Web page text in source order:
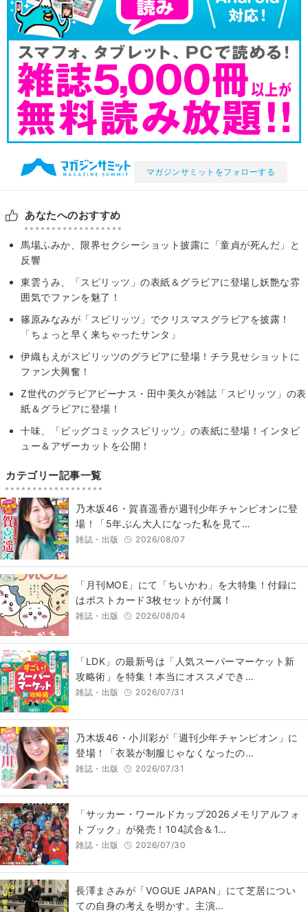
マガジンサミットをフォローする
あなたへのおすすめ
馬場ふみか、限界セクシーショット披露に「童貞が死んだ」と
反響
東雲うみ、「スピリッツ」の表紙＆グラビアに登場し妖艶な雰
囲気でファンを魅了！
篠原みなみが「スピリッツ」でクリスマスグラビアを披露！
「ちょっと早く来ちゃったサンタ」
伊織もえがスピリッツのグラビアに登場！チラ見せショットに
ファン大興奮！
Z世代のグラビアビーナス・田中美久が雑誌「スピリッツ」の表
紙＆グラビアに登場！
十味、「ビッグコミックスピリッツ」の表紙に登場！インタビ
ュー＆アザーカットを公開！
カテゴリー記事一覧
乃木坂46・賀喜遥香が週刊少年チャンピオンに登
場！「5年ぶん大人になった私を見て…
雑誌・出版 2026/08/07
「月刊MOE」にて「ちいかわ」を大特集！付録に
はポストカード3枚セットが付属！
雑誌・出版 2026/08/04
「LDK」の最新号は「人気スーパーマーケット新
攻略術」を特集！本当にオススメでき…
雑誌・出版 2026/07/31
乃木坂46・小川彩が「週刊少年チャンピオン」に
登場！「衣装が制服じゃなくなったの…
雑誌・出版 2026/07/31
「サッカー・ワールドカップ2026メモリアルフォ
トブック」が発売！104試合＆1…
雑誌・出版 2026/07/30
長澤まさみが「VOGUE JAPAN」にて芝居につい
ての自身の考えを明かす。主演…